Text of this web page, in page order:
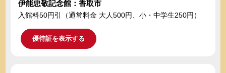
伊能忠敬記念館：香取市
入館料50円引（通常料金 大人500円、小・中学生250円）
優待証を表示する